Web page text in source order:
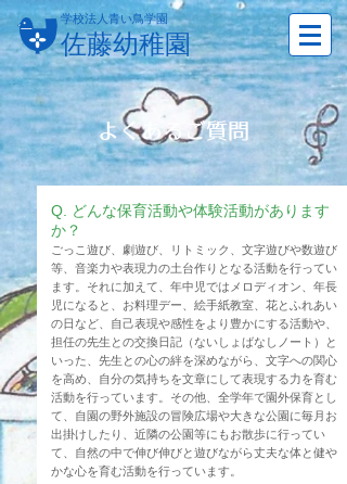
佐藤幼稚園
学校法人青い鳥学園
よくあるご質問
​Q. どんな保育活動や体験活動があります
か？
ごっこ遊び、劇遊び、リトミック、文字遊びや数遊び
等、音楽力や表現力の土台作りとなる活動を行ってい
ます。それに加えて、年中児ではメロディオン、年長
児になると、お料理デー、絵手紙教室、花とふれあい
の日など、自己表現や感性をより豊かにする活動や、
担任の先生との交換日記（ないしょばなしノート）と
いった、先生との心の絆を深めながら、文字への関心
を高め、自分の気持ちを文章にして表現する力を育む
活動を行っています。その他、全学年で園外保育とし
て、自園の野外施設の冒険広場や大きな公園に毎月お
出掛けしたり、近隣の公園等にもお散歩に行ってい
て、自然の中で伸び伸びと遊びながら丈夫な体と健や
かな心を育む活動を行っています。